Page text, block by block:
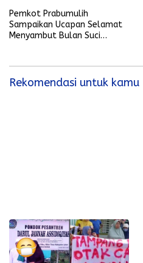
Pemkot Prabumulih
Sampaikan Ucapan Selamat
Menyambut Bulan Suci
Rekomendasi untuk kamu